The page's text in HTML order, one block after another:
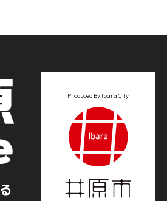
Produced By Ibara City